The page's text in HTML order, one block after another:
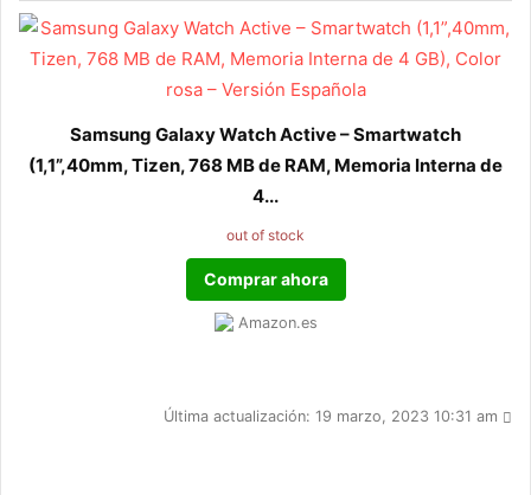
Samsung Galaxy Watch Active – Smartwatch
(1,1”,40mm, Tizen, 768 MB de RAM, Memoria Interna de
4...
out of stock
Comprar ahora
Amazon.es
Última actualización: 19 marzo, 2023 10:31 am